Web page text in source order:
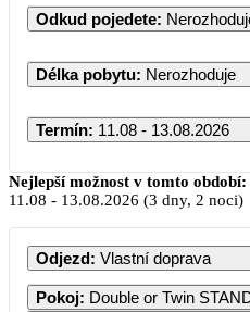
Odkud pojedete:
Délka pobytu: Nerozhoduje
Termín: 11.08 - 13.08.2026
PO ÚT ST
Nejlepší možnost v tomto období:
11.08 - 13.08.2026 (3 dny, 2 noci)
Odjezd: Vlastní doprava
Pokoj: Double or Twin